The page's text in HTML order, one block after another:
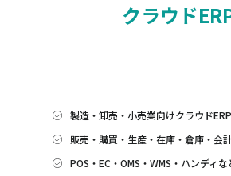
クラウド
製造・卸売・小売業向けクラウド
販売・購買・生産・在庫・倉庫・会
POS・EC・OMS・WMS・ハンディ